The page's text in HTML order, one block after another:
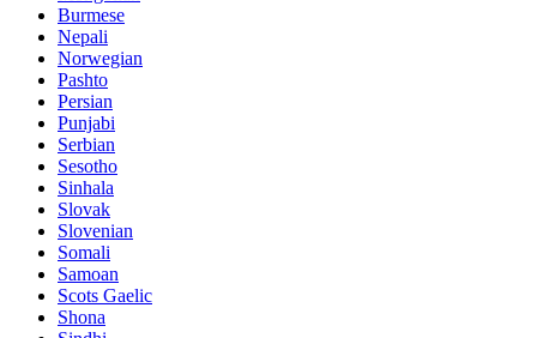
Burmese
Nepali
Norwegian
Pashto
Persian
Punjabi
Serbian
Sesotho
Sinhala
Slovak
Slovenian
Somali
Samoan
Scots Gaelic
Shona